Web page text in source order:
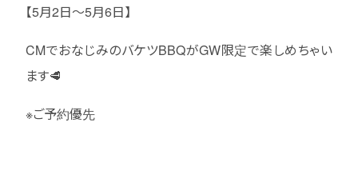
【5月2日〜5月6日】
CMでおなじみのバケツBBQがGW限定で楽しめちゃい
ます🥩
※ご予約優先